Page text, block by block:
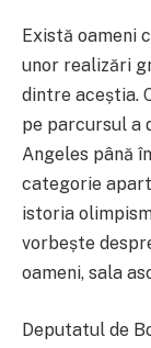
Există oameni
unor realizări
dintre aceștia.
pe parcursul a
Angeles până
categorie
istoria
vorbește
oameni, sala
Deputatul de